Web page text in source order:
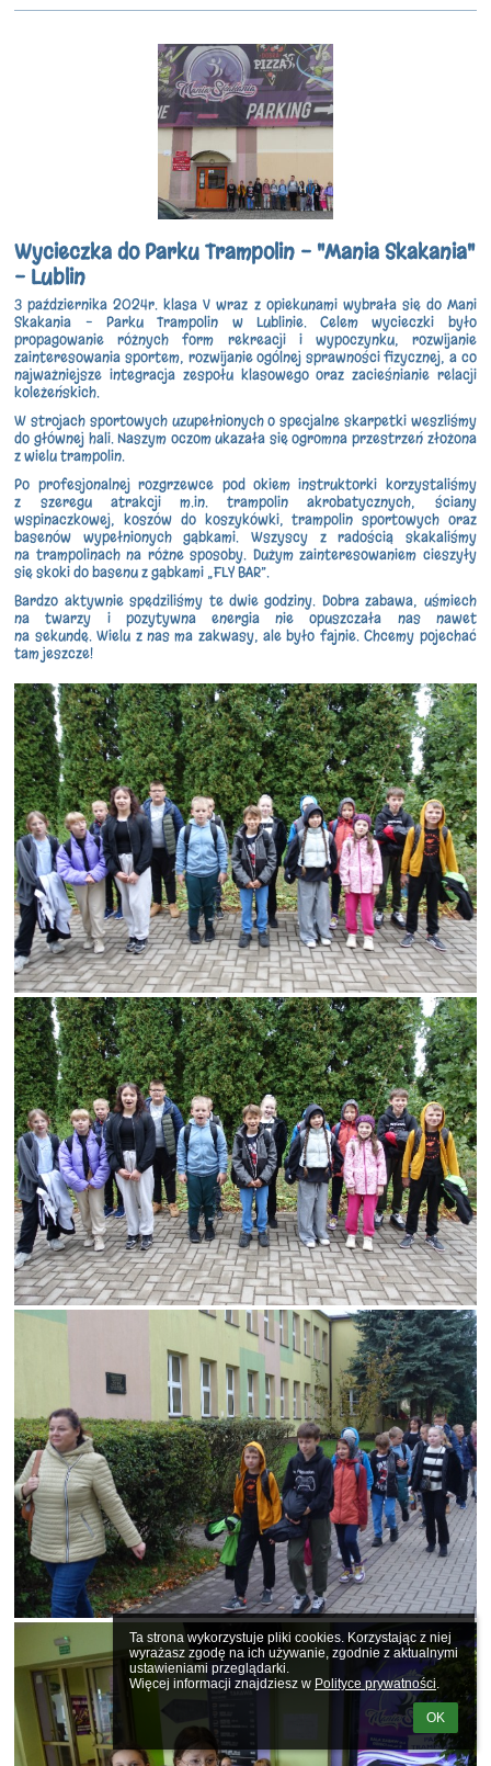
Ta strona wykorzystuje pliki cookies. Korzystając z niej
wyrażasz zgodę na ich używanie, zgodnie z aktualnymi
ustawieniami przeglądarki.
Więcej informacji znajdziesz w Polityce prywatności.
OK
Wycieczka do Parku Trampolin - "Mania Skakania"
- Lublin
3 października 2024r. klasa V wraz z opiekunami wybrała się do Mani
Skakania – Parku Trampolin w Lublinie. Celem wycieczki było
propagowanie różnych form rekreacji i wypoczynku, rozwijanie
zainteresowania sportem, rozwijanie ogólnej sprawności fizycznej, a co
najważniejsze integracja zespołu klasowego oraz zacieśnianie relacji
koleżeńskich.
W strojach sportowych uzupełnionych o specjalne skarpetki weszliśmy
do głównej hali. Naszym oczom ukazała się ogromna przestrzeń złożona
z wielu trampolin.
Po profesjonalnej rozgrzewce pod okiem instruktorki korzystaliśmy
z szeregu atrakcji m.in. trampolin akrobatycznych, ściany
wspinaczkowej, koszów do koszykówki, trampolin sportowych oraz
basenów wypełnionych gąbkami. Wszyscy z radością skakaliśmy
na trampolinach na różne sposoby. Dużym zainteresowaniem cieszyły
się skoki do basenu z gąbkami „FLY BAR”.
Bardzo aktywnie spędziliśmy te dwie godziny. Dobra zabawa, uśmiech
na twarzy i pozytywna energia nie opuszczała nas nawet
na sekundę. Wielu z nas ma zakwasy, ale było fajnie. Chcemy pojechać
tam jeszcze!